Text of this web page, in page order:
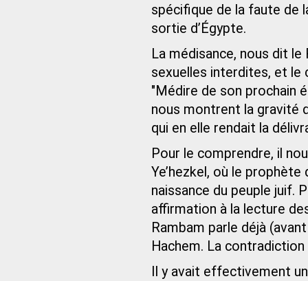
spécifique de la faute de
sortie d’Égypte.
La médisance, nous dit le
sexuelles interdites, et le
"Médire de son prochain
nous montrent la gravité
qui en elle rendait la
Pour le comprendre, il
Ye’hezkel, où le
naissance du peuple juif.
affirmation à la lecture
Rambam parle déjà
Hachem. La contradiction
Il y avait effectivement